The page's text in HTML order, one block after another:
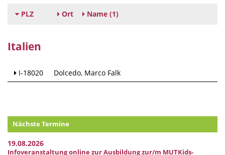
PLZ Ort Name (1)
Italien
I-18020 Dolcedo Marco Falk
Nächste Termine
19.08.2026
Infoveranstaltung online zur Ausbildung zur/m MUTKids-